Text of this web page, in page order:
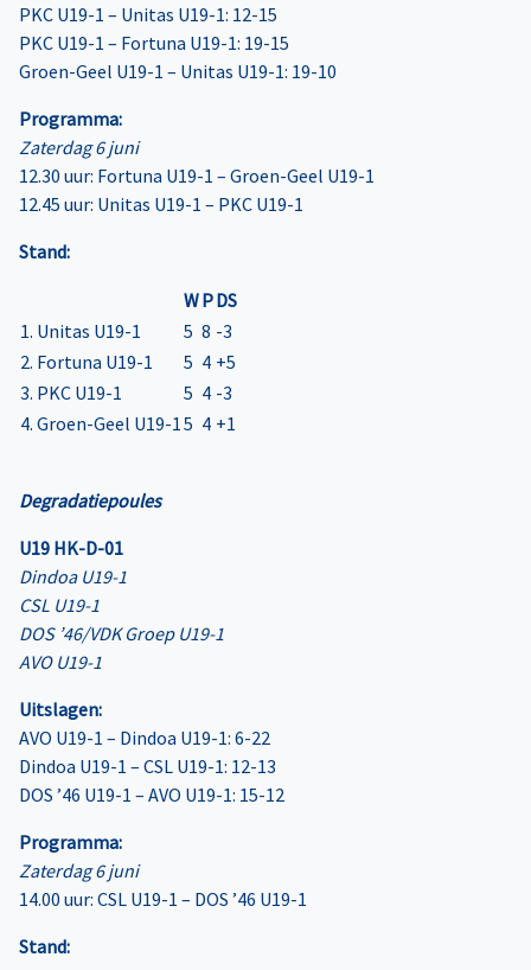
PKC U19-1 – Unitas U19-1: 12-15
PKC U19-1 – Fortuna U19-1: 19-15
Groen-Geel U19-1 – Unitas U19-1: 19-10
Programma:
Zaterdag 6 juni
12.30 uur: Fortuna U19-1 – Groen-Geel U19-1
12.45 uur: Unitas U19-1 – PKC U19-1
Stand:
WPDS
1. Unitas U19-1
5 8 -3
2. Fortuna U19-1
5 4 +5
3. PKC U19-1
5 4 -3
4. Groen-Geel U19-15 4 +1
Degradatiepoules
U19 HK-D-01
Dindoa U19-1
CSL U19-1
DOS ’46/VDK Groep U19-1
AVO U19-1
Uitslagen:
AVO U19-1 – Dindoa U19-1: 6-22
Dindoa U19-1 – CSL U19-1: 12-13
DOS ’46 U19-1 – AVO U19-1: 15-12
Programma:
Zaterdag 6 juni
14.00 uur: CSL U19-1 – DOS ’46 U19-1
Stand: